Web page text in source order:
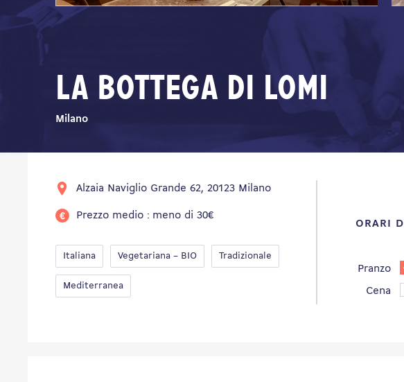
La bottega di Lomi
Milano
Alzaia Naviglio Grande 62, 20123 Milano
Prezzo medio : meno di 30€
Italiana Vegetariana – BIO Tradizionale
Mediterranea
ORARI
Pranzo
Cena